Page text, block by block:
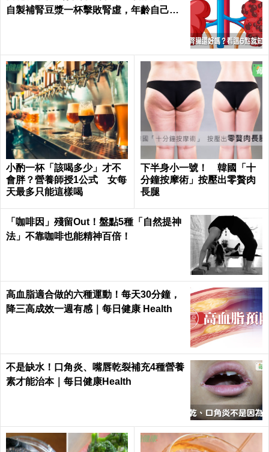
自製補腎豆漿一杯擊敗腎虛，年齡自己決
小酌一杯「該喝多少」才不
會胖？營養師授1公式 女每
天最多只能這樣喝
下半身小一號！ 韓國「十
分鐘按摩術」按壓出零贅肉
長腿
「咖啡因」殘留Out！盤點5種「自然提神
法」不靠咖啡也能精神百倍！
高血脂適合做的六種運動！每天30分鐘，
降三高成效一週有感｜每日健康 Health
不是缺水！口角炎、嘴唇乾裂補充4種營養
素才能治本｜每日健康Health